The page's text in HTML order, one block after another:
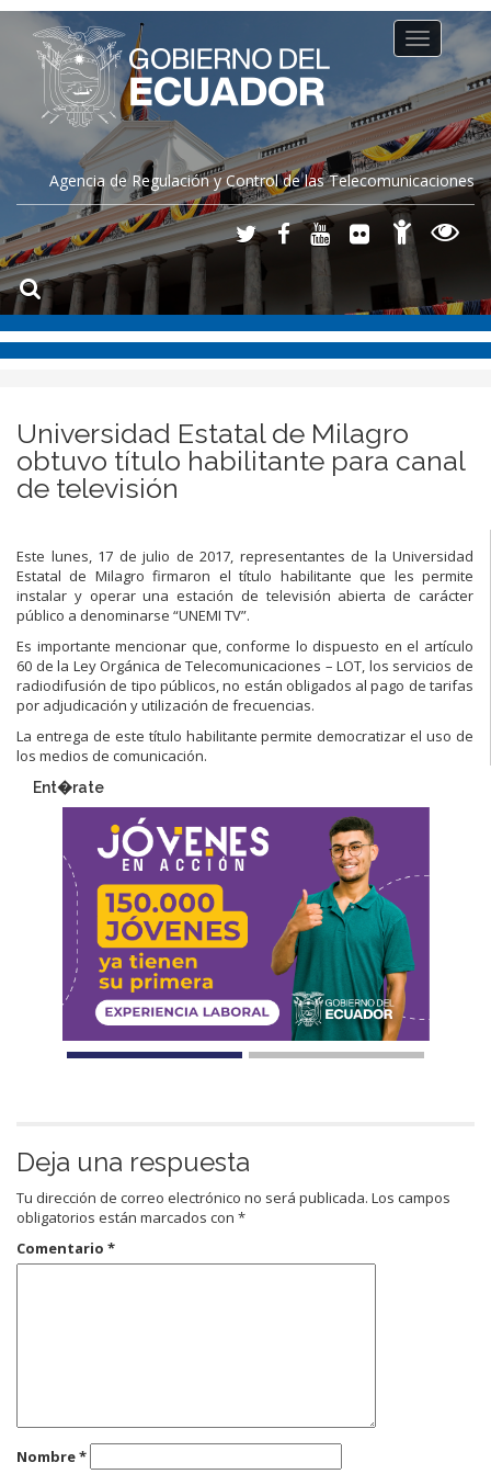
Agencia de Regulación y Control de las Telecomunicaciones
Toggle
navigation
Universidad Estatal de Milagro
obtuvo título habilitante para canal
de televisión
Este lunes, 17 de julio de 2017, representantes de la Universidad
Estatal de Milagro firmaron el título habilitante que les permite
instalar y operar una estación de televisión abierta de carácter
público a denominarse “UNEMI TV”.
Es importante mencionar que, conforme lo dispuesto en el artículo
60 de la Ley Orgánica de Telecomunicaciones – LOT, los servicios de
radiodifusión de tipo públicos, no están obligados al pago de tarifas
por adjudicación y utilización de frecuencias.
La entrega de este título habilitante permite democratizar el uso de
los medios de comunicación.
Ent�rate
Deja una respuesta
Tu dirección de correo electrónico no será publicada. Los campos
obligatorios están marcados con *
Comentario *
Nombre*